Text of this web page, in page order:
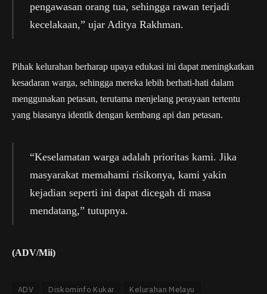
pengawasan orang tua, sehingga rawan terjadi
kecelakaan,” ujar Aditya Rakhman.
Pihak kelurahan berharap upaya edukasi ini dapat meningkatkan
kesadaran warga, sehingga mereka lebih berhati-hati dalam
menggunakan petasan, terutama menjelang perayaan tertentu
yang biasanya identik dengan kembang api dan petasan.
“Keselamatan warga adalah prioritas kami. Jika
masyarakat memahami risikonya, kami yakin
kejadian seperti ini dapat dicegah di masa
mendatang,” tutupnya.
(ADV/Mii)
ADV Diskominfo Kukar Kelurahan Melayu